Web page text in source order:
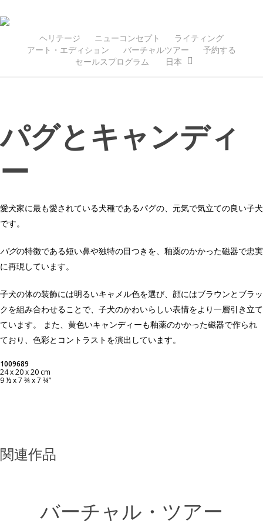
to
content
ヘリテージ ニューコンセプト
ライティング
アート・エディション
バーチャルツアー
予約する
セールスプログラム
日本
パグとキャンディ
ー
愛犬家に最も愛されている犬種であるパグの、元気で気立ての良い子犬
です。
パグの特徴である短い鼻や独特の目つきを、釉薬のかかった磁器で忠実
に再現しています。
子犬の体の装飾には明るいキャメル色を選び、顔にはブラウンとブラッ
クを組み合わせることで、子犬のかわいらしい表情をより一層引き立て
ています。 また、黄色いキャンディーも釉薬のかかった磁器で作られ
ており、色彩とコントラストを演出しています。
1009689
24 x 20 x 20 cm
9 ½ x 7 ¾ x 7 ¾”
関連作品
バーチャル・ツアー